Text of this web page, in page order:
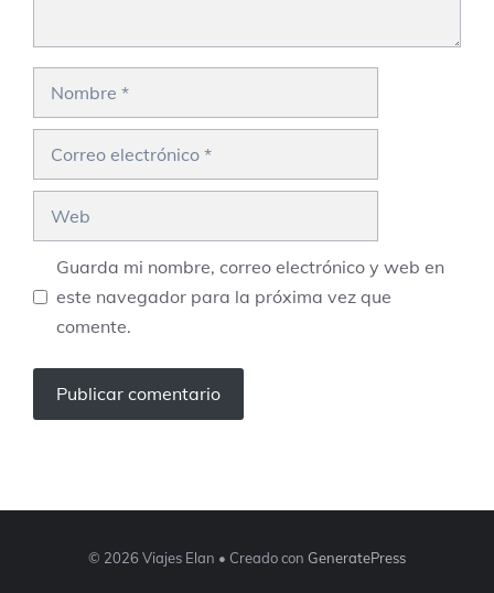
Guarda mi nombre, correo electrónico y web en
este navegador para la próxima vez que
comente.
© 2026 Viajes Elan • Creado con GeneratePress